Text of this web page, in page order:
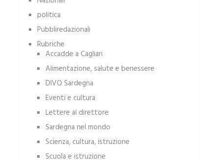
politica
Pubbliredazionali
Rubriche
Accadde a Cagliari
Alimentazione, salute e benessere
DIVO Sardegna
Eventi e cultura
Lettere al direttore
Sardegna nel mondo
Scienza, cultura, istruzione
Scuola e istruzione